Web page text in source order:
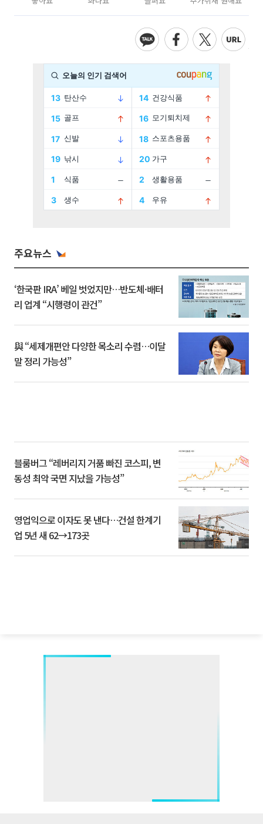
주요뉴스
‘한국판 IRA’ 베일 벗었지만…반도체·배터
리 업계 “시행령이 관건”
與 “세제개편안 다양한 목소리 수렴…이달
말 정리 가능성”
블룸버그 “레버리지 거품 빠진 코스피, 변
동성 최악 국면 지났을 가능성”
영업익으로 이자도 못 낸다…건설 한계기
업 5년 새 62→173곳